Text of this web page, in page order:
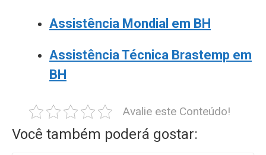
Assistência Mondial em BH
Assistência Técnica Brastemp em
BH
Avalie este Conteúdo!
Você também poderá gostar: